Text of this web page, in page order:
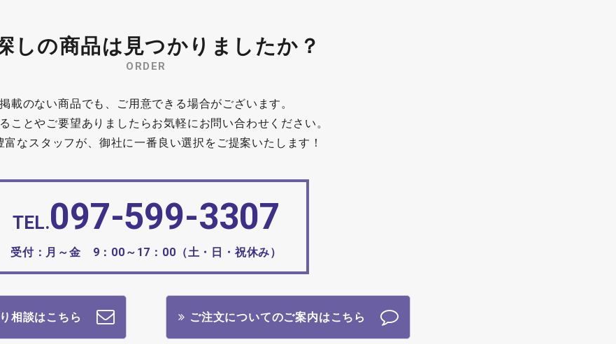
しの商品は 見つかりましたか？
ORDER
掲載のない商品でも、ご用意できる場合がございます。
ことやご要望ありましたらお気軽にお問い合わせください。
富なスタッフが、御社に一番良い選択をご提案いたします！
TEL.097-599-3307
受付：月～金 9：00～17：00 （土・日・祝休み）
相談はこちら ご注文についてのご案内はこちら